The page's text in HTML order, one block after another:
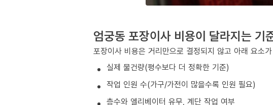
엄궁동 포장이사 비용이 달라지는 기
포장이사 비용은 거리만으로 결정되지 않고 아래 요소
실제 물건량(평수보다 더 정확한 기준)
작업 인원 수(가구/가전이 많을수록 인원 필요)
층수와 엘리베이터 유무, 계단 작업 여부